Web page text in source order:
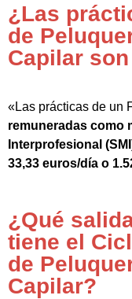
¿Las
de
Capilar
«Las prácticas de un
remuneradas como
Interprofesional
33,33 euros/día o
¿Qué
tiene el
de
Capilar?